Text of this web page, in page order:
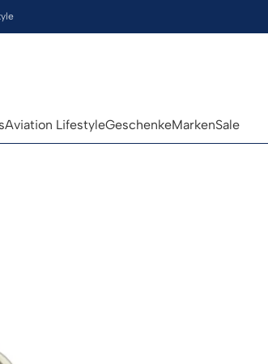
Aviation LifestyleGeschenkeMarkenSale